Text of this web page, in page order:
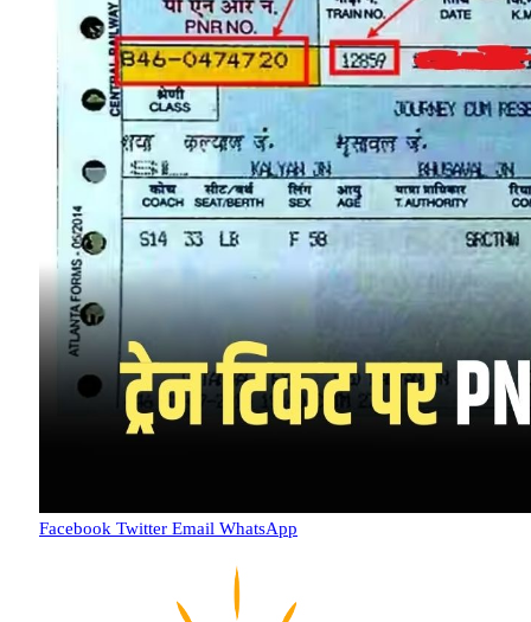
Facebook Twitter Email WhatsApp